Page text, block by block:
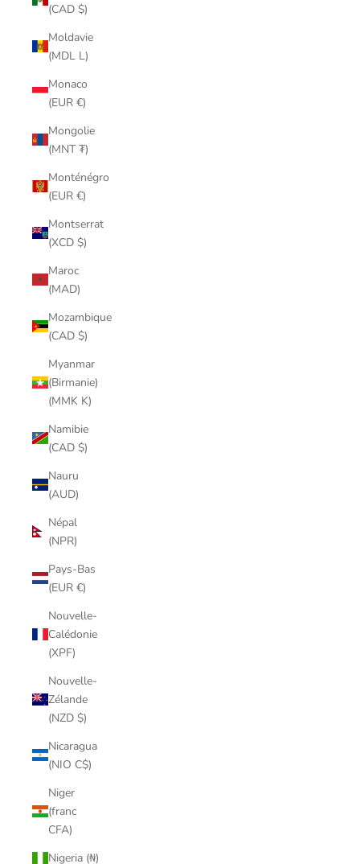
(CAD $)
Moldavie
(MDL L)
Monaco
(EUR €)
Mongolie
(MNT ₮)
Monténégro
(EUR €)
Montserrat
(XCD $)
Maroc
(MAD)
Mozambique
(CAD $)
Myanmar
(Birmanie)
(MMK K)
Namibie
(CAD $)
Nauru
(AUD)
Népal
(NPR)
Pays-Bas
(EUR €)
Nouvelle-
Calédonie
(XPF)
Nouvelle-
Zélande
(NZD $)
Nicaragua
(NIO C$)
Niger
(franc
CFA)
Nigeria (₦)